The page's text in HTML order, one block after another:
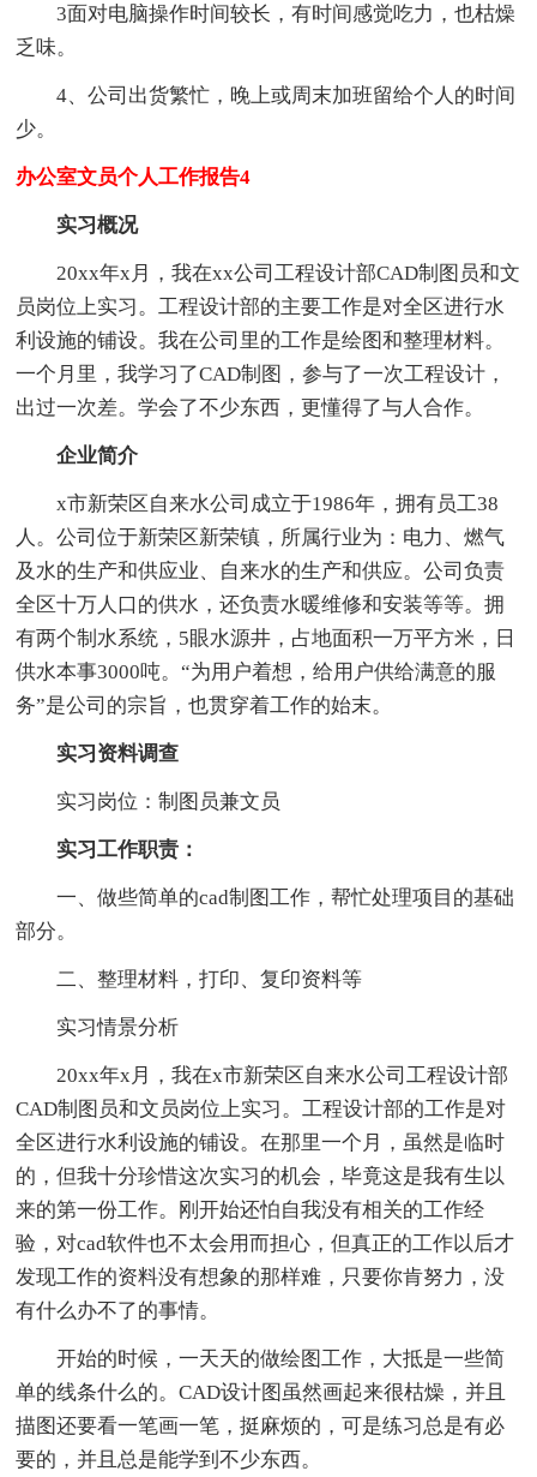
3面对电脑操作时间较长，有时间感觉吃力，也枯燥
乏味。
4、公司出货繁忙，晚上或周末加班留给个人的时间
少。
办公室文员个人工作报告4
实习概况
20xx年x月，我在xx公司工程设计部CAD制图员和文
员岗位上实习。工程设计部的主要工作是对全区进行水
利设施的铺设。我在公司里的工作是绘图和整理材料。
一个月里，我学习了CAD制图，参与了一次工程设计，
出过一次差。学会了不少东西，更懂得了与人合作。
企业简介
x市新荣区自来水公司成立于1986年，拥有员工38
人。公司位于新荣区新荣镇，所属行业为：电力、燃气
及水的生产和供应业、自来水的生产和供应。公司负责
全区十万人口的供水，还负责水暖维修和安装等等。拥
有两个制水系统，5眼水源井，占地面积一万平方米，日
供水本事3000吨。“为用户着想，给用户供给满意的服
务”是公司的宗旨，也贯穿着工作的始末。
实习资料调查
实习岗位：制图员兼文员
实习工作职责：
一、做些简单的cad制图工作，帮忙处理项目的基础
部分。
二、整理材料，打印、复印资料等
实习情景分析
20xx年x月，我在x市新荣区自来水公司工程设计部
CAD制图员和文员岗位上实习。工程设计部的工作是对
全区进行水利设施的铺设。在那里一个月，虽然是临时
的，但我十分珍惜这次实习的机会，毕竟这是我有生以
来的第一份工作。刚开始还怕自我没有相关的工作经
验，对cad软件也不太会用而担心，但真正的工作以后才
发现工作的资料没有想象的那样难，只要你肯努力，没
有什么办不了的事情。
开始的时候，一天天的做绘图工作，大抵是一些简
单的线条什么的。CAD设计图虽然画起来很枯燥，并且
描图还要看一笔画一笔，挺麻烦的，可是练习总是有必
要的，并且总是能学到不少东西。